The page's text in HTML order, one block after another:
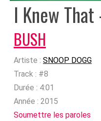
I Knew
BUSH
Artiste : SNOOP DOGG
Track : #8
Durée : 4:01
Année : 2015
Soumettre les paroles